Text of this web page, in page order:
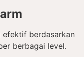
efektif berdasarkan
berbagai level.